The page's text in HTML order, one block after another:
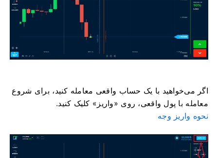
اگر می‌خواهید با یک حساب واقعی معامله کنید، برای شروع
معامله با پول واقعی، روی «واریز» کلیک کنید.
نحوه واریز وجه